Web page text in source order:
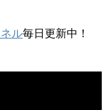
ル毎日更新中！